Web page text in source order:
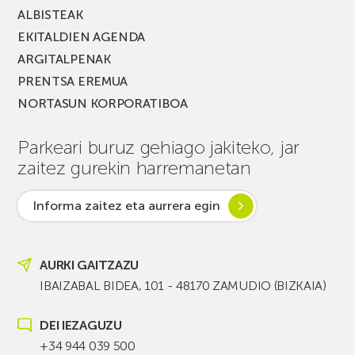
ALBISTEAK
EKITALDIEN AGENDA
ARGITALPENAK
PRENTSA EREMUA
NORTASUN KORPORATIBOA
Parkeari buruz gehiago jakiteko, jar
zaitez gurekin harremanetan
Informa zaitez eta aurrera egin
AURKI GAITZAZU
IBAIZABAL BIDEA, 101 - 48170 ZAMUDIO (BIZKAIA)
DEI IEZAGUZU
+34 944 039 500